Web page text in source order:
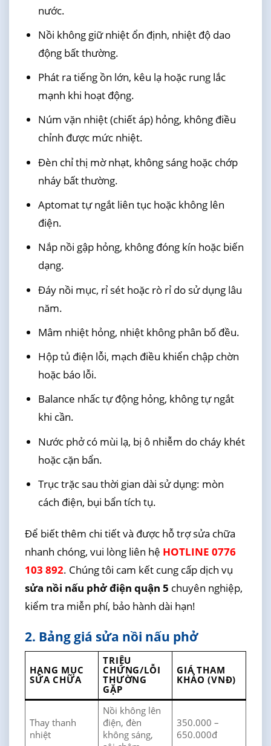
nước.
Nồi không giữ nhiệt ổn định, nhiệt độ dao
động bất thường.
Phát ra tiếng ồn lớn, kêu lạ hoặc rung lắc
mạnh khi hoạt động.
Núm vặn nhiệt (chiết áp) hỏng, không điều
chỉnh được mức nhiệt.
Đèn chỉ thị mờ nhạt, không sáng hoặc chớp
nháy bất thường.
Aptomat tự ngắt liên tục hoặc không lên
điện.
Nắp nồi gập hỏng, không đóng kín hoặc biến
dạng.
Đáy nồi mục, rỉ sét hoặc rò rỉ do sử dụng lâu
năm.
Mâm nhiệt hỏng, nhiệt không phân bố đều.
Hộp tủ điện lỗi, mạch điều khiển chập chờn
hoặc báo lỗi.
Balance nhấc tự động hỏng, không tự ngắt
khi cần.
Nước phở có mùi lạ, bị ô nhiễm do cháy khét
hoặc cặn bẩn.
Trục trặc sau thời gian dài sử dụng: mòn
cách điện, bụi bẩn tích tụ.
Để biết thêm chi tiết và được hỗ trợ sửa chữa
nhanh chóng, vui lòng liên hệ HOTLINE 0776
103 892. Chúng tôi cam kết cung cấp dịch vụ
sửa nồi nấu phở điện quận 5 chuyên nghiệp,
kiểm tra miễn phí, bảo hành dài hạn!
2. Bảng giá sửa nồi nấu phở
HẠNG MỤC
SỬA CHỮA
TRIỆU
CHỨNG/LỖI
THƯỜNG
GẶP
GIÁ THAM
KHẢO (VNĐ)
Thay thanh
nhiệt
Nồi không lên
điện, đèn
không sáng,
350.000 –
650.000đ